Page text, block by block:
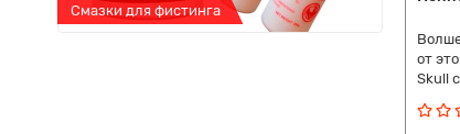
Смазки для фистинга
от
Skull